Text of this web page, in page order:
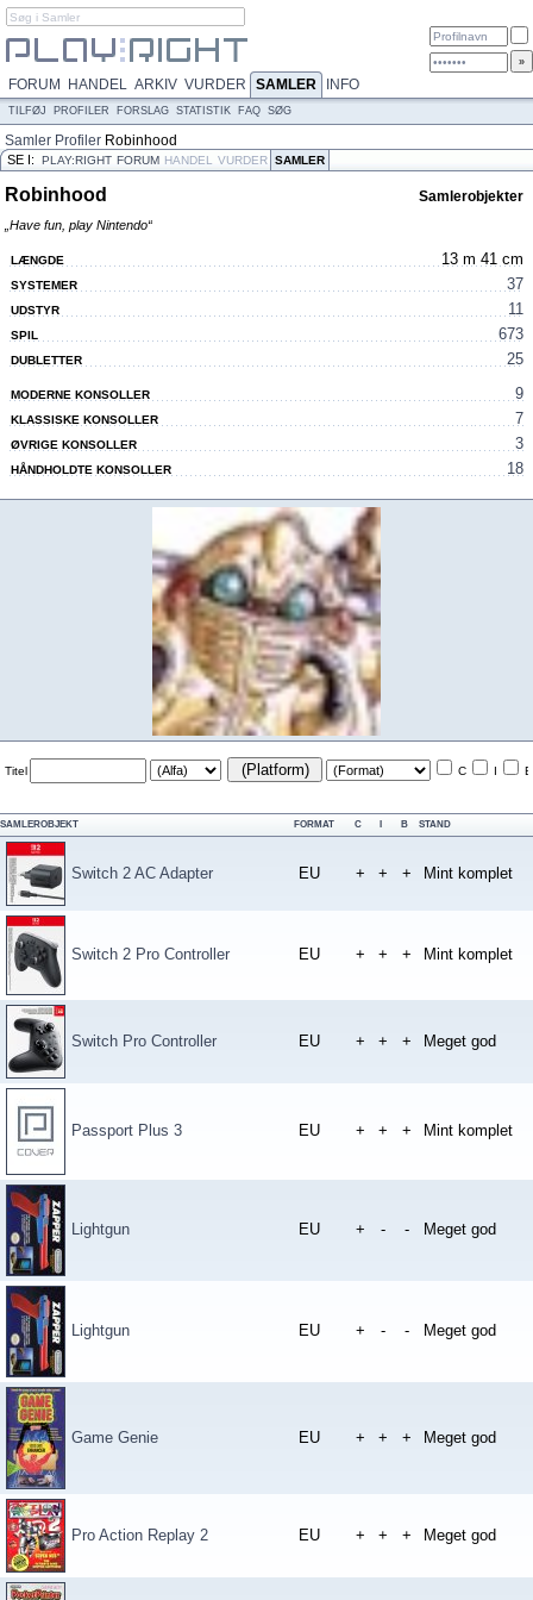
FORUM HANDEL ARKIV VURDER SAMLER INFO
TILFØJ PROFILER FORSLAG STATISTIK FAQ SØG
Samler Profiler Robinhood
SE I: PLAY:RIGHT FORUM HANDEL VURDER SAMLER
Robinhood Samlerobjekter
„Have fun, play Nintendo“
LÆNGDE 13 m 41 cm
SYSTEMER 37
UDSTYR 11
SPIL 673
DUBLETTER 25
MODERNE KONSOLLER 9
KLASSISKE KONSOLLER 7
ØVRIGE KONSOLLER 3
HÅNDHOLDTE KONSOLLER 18
Titel (Platform) C I B
SAMLEROBJEKT FORMAT C B STAND
Switch 2 AC Adapter EU + + + Mint komplet
Switch 2 Pro Controller EU + + + Mint komplet
Switch Pro Controller EU + + + Meget god
Passport Plus 3 EU + + + Mint komplet
Lightgun EU + - - Meget god
Lightgun EU + - - Meget god
Game Genie EU + + + Meget god
Pro Action Replay 2 EU + + + Meget god